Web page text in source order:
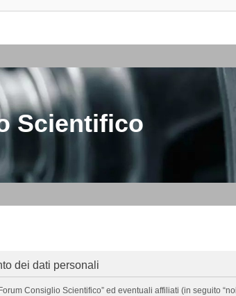
Scientifico
dei dati personali
Consiglio Scientifico” ed eventuali affiliati (in seguito